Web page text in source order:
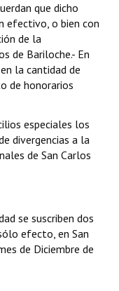
que dicho
efectivo, o bien con
de la
de Bariloche.- En
la cantidad de
de honorarios
especiales los
divergencias a la
de San Carlos
se suscriben dos
efecto, en San
de Diciembre de